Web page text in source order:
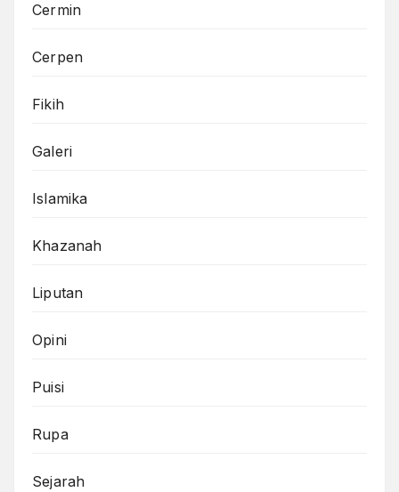
Cermin
Cerpen
Fikih
Galeri
Islamika
Khazanah
Liputan
Opini
Puisi
Rupa
Sejarah